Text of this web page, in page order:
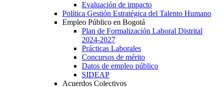
Evaluación de impacto
Política Gestión Estratégica del Talento Humano
Empleo Público en Bogotá
Plan de Formalización Laboral Distrital
2024-2027
Prácticas Laborales
Concursos de mérito
Datos de empleo público
SIDEAP
Acuerdos Colectivos